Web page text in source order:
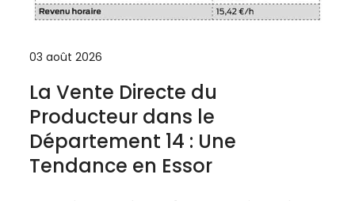
03 août 2026
La Vente Directe du
Producteur dans le
Département 14 : Une
Tendance en Essor